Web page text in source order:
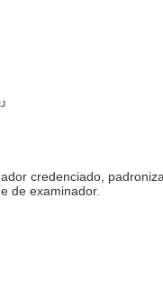
credenciado,
de examinador.